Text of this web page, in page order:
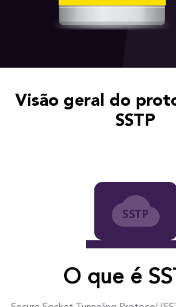
Visão geral do
SSTP
O que é